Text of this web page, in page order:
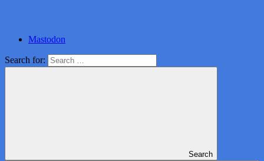
Mastodon
Search for:
Search